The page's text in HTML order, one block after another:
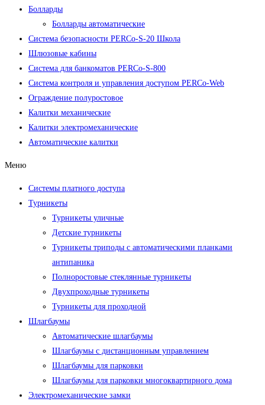
Болларды
Болларды автоматические
Система безопасности PERCo-S-20 Школа
Шлюзовые кабины
Система для банкоматов PERCo-S-800
Система контроля и управления доступом PERCo-Web
Ограждение полуростовое
Калитки механические
Калитки электромеханические
Автоматические калитки
Меню
Системы платного доступа
Турникеты
Турникеты уличные
Детские турникеты
Турникеты триподы с автоматическими планками
антипаника
Полноростовые стеклянные турникеты
Двухпроходные турникеты
Турникеты для проходной
Шлагбаумы
Автоматические шлагбаумы
Шлагбаумы с дистанционным управлением
Шлагбаумы для парковки
Шлагбаумы для парковки многоквартирного дома
Электромеханические замки